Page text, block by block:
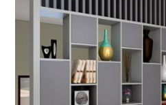
Catching
Untuk
Ruangan
Anda